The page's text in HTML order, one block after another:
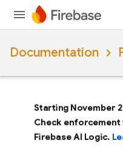
Documentation
Starting November
Check enforcement
Firebase AI Logic.